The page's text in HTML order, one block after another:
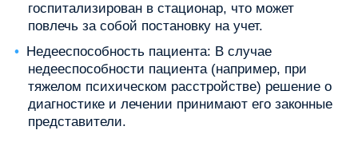
госпитализирован в стационар, что может
повлечь за собой постановку на учет.
Недееспособность пациента: В случае
недееспособности пациента (например, при
тяжелом психическом расстройстве) решение о
диагностике и лечении принимают его законные
представители.